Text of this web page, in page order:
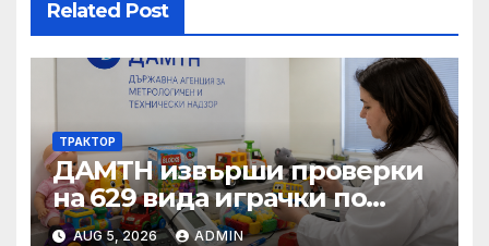
Related Post
ТРАКТОР
ДАМТН извърши проверки
на 629 вида играчки по
повод Деня на детето
AUG 5, 2026 ADMIN